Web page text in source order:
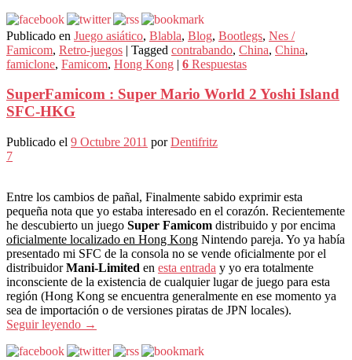
Publicado en Juego asiático, Blabla, Blog, Bootlegs, Nes /
Famicom, Retro-juegos | Tagged contrabando, China, China,
famiclone, Famicom, Hong Kong | 6 Respuestas
SuperFamicom : Super Mario World 2 Yoshi Island
SFC-HKG
Publicado el 9 Octubre 2011 porDentifritz
7
Entre los cambios de pañal, Finalmente sabido exprimir esta
pequeña nota que yo estaba interesado en el corazón. Recientemente
he descubierto un juego Super Famicom distribuido y por encima
oficialmente localizado en Hong Kong Nintendo pareja. Yo ya había
presentado mi SFC de la consola no se vende oficialmente por el
distribuidorMani-Limited en esta entrada y yo era totalmente
inconsciente de la existencia de cualquier lugar de juego para esta
región (Hong Kong se encuentra generalmente en ese momento ya
sea de importación o de versiones piratas de JPN locales).
Seguir leyendo →